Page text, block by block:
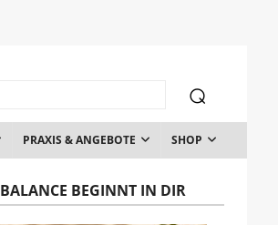
PRAXIS & ANGEBOTE SHOP
BALANCE BEGINNT IN DIR